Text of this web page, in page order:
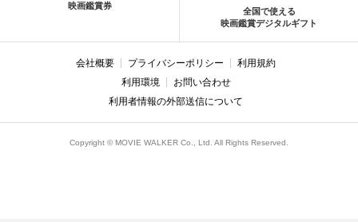
映画鑑賞券
全国で使える
映画鑑賞デジタルギフト
会社概要 プライバシーポリシー
利用規約
利用環境
お問い合わせ
利用者情報の外部送信について
Copyright © MOVIE WALKER Co., Ltd. All Rights Reserved.